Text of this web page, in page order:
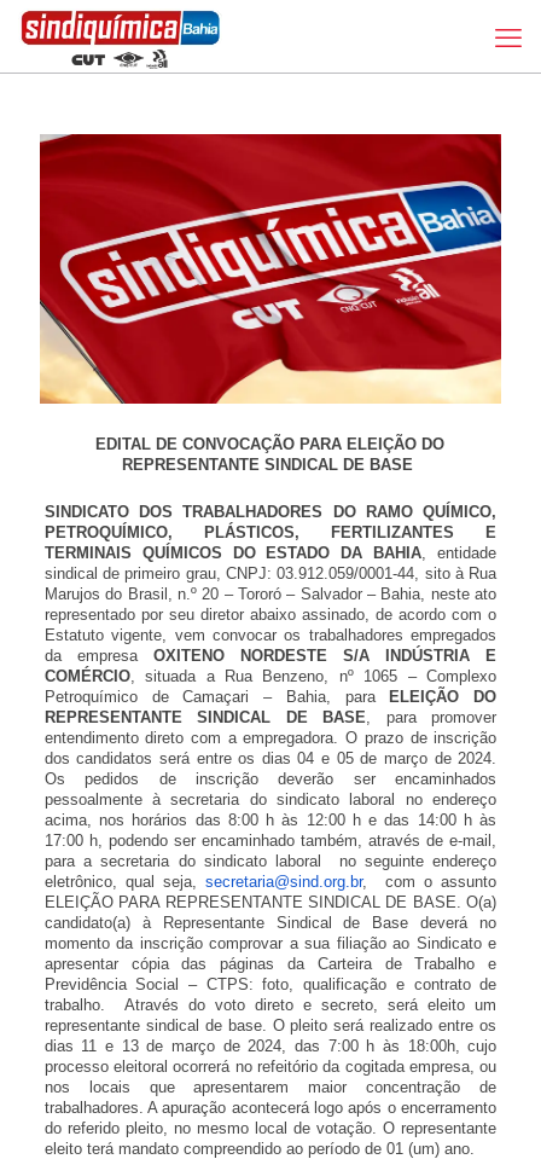
EDITAL DE CONVOCAÇÃO PARA ELEIÇÃO DO
REPRESENTANTE SINDICAL DE BASE
SINDICATO DOS TRABALHADORES DO RAMO QUÍMICO,
PETROQUÍMICO, PLÁSTICOS, FERTILIZANTES E
TERMINAIS QUÍMICOS DO ESTADO DA BAHIA , entidade
sindical de primeiro grau, CNPJ: 03.912.059/0001-44, sito à Rua
Marujos do Brasil, n.º 20 – Tororó – Salvador – Bahia, neste ato
representado por seu diretor abaixo assinado, de acordo com o
Estatuto vigente, vem convocar os trabalhadores empregados
da empresa OXITENO NORDESTE S/A INDÚSTRIA E
COMÉRCIO, situada a Rua Benzeno, nº 1065 – Complexo
Petroquímico de Camaçari – Bahia, paraELEIÇÃO DO
REPRESENTANTE SINDICAL DE BASE , para promover
entendimento direto com a empregadora. O prazo de inscrição
dos candidatos será entre os dias 04 e 05 de março de 2024.
Os pedidos de inscrição deverão ser encaminhados
pessoalmente à secretaria do sindicato laboral no endereço
acima, nos horários das 8:00 h às 12:00 h e das 14:00 h às
17:00 h, podendo ser encaminhado também, através de e-mail,
para a secretaria do sindicato laboral no seguinte endereço
eletrônico, qual seja,
secretaria@sind.org.br, com o assunto
ELEIÇÃO PARA REPRESENTANTE SINDICAL DE BASE. O(a)
candidato(a) à Representante Sindical de Base deverá no
momento da inscrição comprovar a sua filiação ao Sindicato e
apresentar cópia das páginas da Carteira de Trabalho e
Previdência Social – CTPS: foto, qualificação e contrato de
trabalho. Através do voto direto e secreto, será eleito um
representante sindical de base. O pleito será realizado entre os
dias 11 e 13 de março de 2024, das 7:00 h às 18:00h, cujo
processo eleitoral ocorrerá no refeitório da cogitada empresa, ou
nos locais que apresentarem maior concentração de
trabalhadores. A apuração acontecerá logo após o encerramento
do referido pleito, no mesmo local de votação. O representante
eleito terá mandato compreendido ao período de 01 (um) ano.